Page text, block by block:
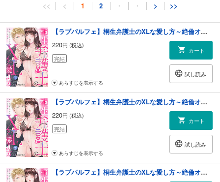
<< < 1 2 ・ ・ > >>
【ラブパルフェ】桐生弁護士のXLな愛し方～絶倫オジサマ紳士ととろける蜜夜 1
220円 (税込)
完結
カート
試し読み
あらすじを表示する
【ラブパルフェ】桐生弁護士のXLな愛し方～絶倫オジサマ紳士ととろける蜜夜 2
220円 (税込)
完結
カート
試し読み
あらすじを表示する
【ラブパルフェ】桐生弁護士のXLな愛し方～絶倫オジサマ紳士ととろける蜜夜 3